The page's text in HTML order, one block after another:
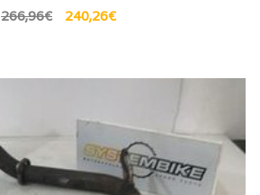
266,96€ 240,26€